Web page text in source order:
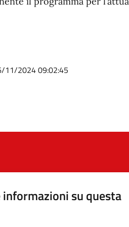
11/2024 09:02:45
su questa